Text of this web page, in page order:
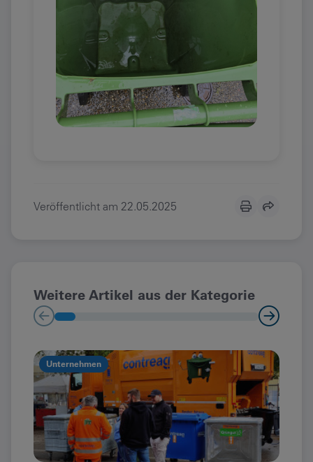
Veröffentlicht am 22.05.2025
Weitere Artikel aus der Kategorie
Unternehmen